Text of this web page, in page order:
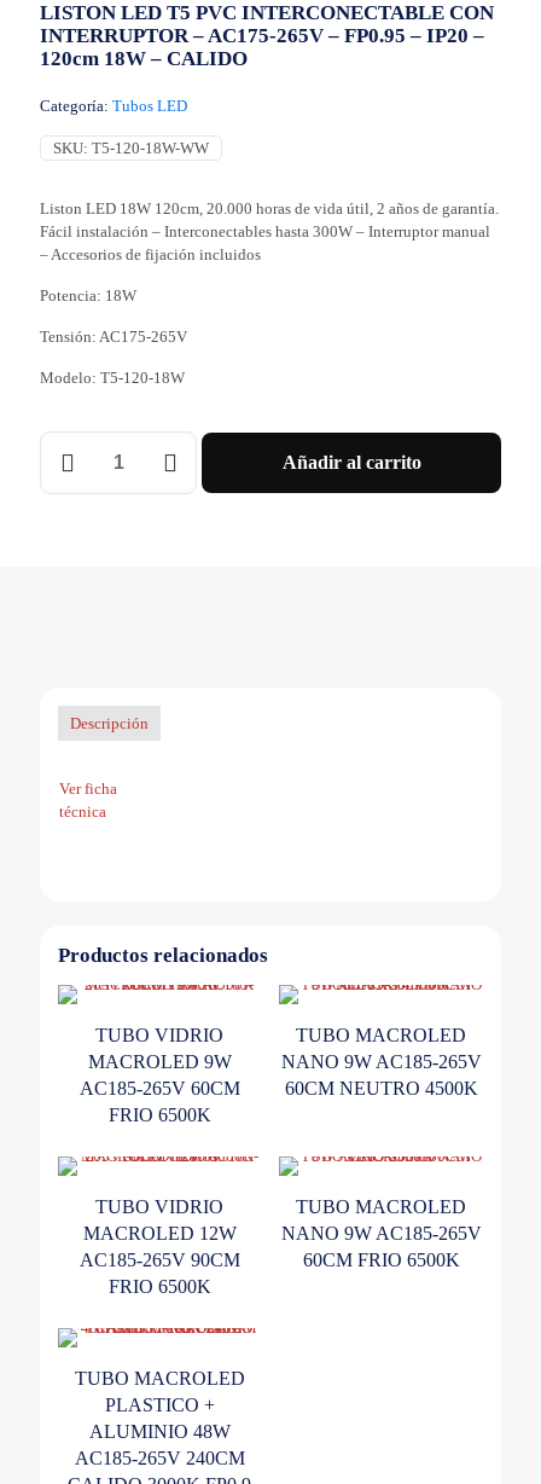
LISTON LED T5 PVC INTERCONECTABLE CON
INTERRUPTOR – AC175-265V – FP0.95 – IP20 –
120cm 18W – CALIDO
Categoría: Tubos LED
SKU: T5-120-18W-WW
Liston LED 18W 120cm, 20.000 horas de vida útil, 2 años de garantía.
Fácil instalación – Interconectables hasta 300W – Interruptor manual
– Accesorios de fijación incluidos
Potencia: 18W
Tensión: AC175-265V
Modelo: T5-120-18W
LISTON
T5
IP20
120cm
18W
Añadir al carrito
Descripción
Ver ficha
técnica
Productos relacionados
TUBO VIDRIO
MACROLED 9W
AC185-265V 60CM
FRIO 6500K
TUBO MACROLED
NANO 9W AC185-265V
60CM NEUTRO 4500K
TUBO VIDRIO
MACROLED 12W
AC185-265V 90CM
FRIO 6500K
TUBO MACROLED
NANO 9W AC185-265V
60CM FRIO 6500K
TUBO MACROLED
PLASTICO +
ALUMINIO 48W
AC185-265V 240CM